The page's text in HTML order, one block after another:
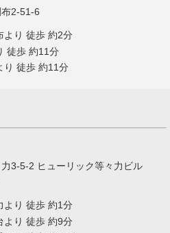
2-51-6
より 徒歩 約2分
徒歩 約11分
り 徒歩 約11分
3-5-2 ヒューリック等々力ビル
より 徒歩 約1分
より 徒歩 約9分